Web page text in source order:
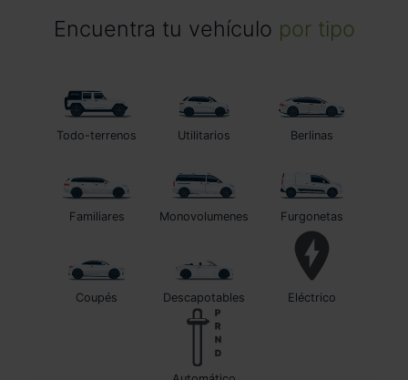
Encuentra tu vehículo por tipo
Todo-terrenos Utilitarios Berlinas
Familiares Monovolumenes Furgonetas
Coupés Descapotables Eléctrico